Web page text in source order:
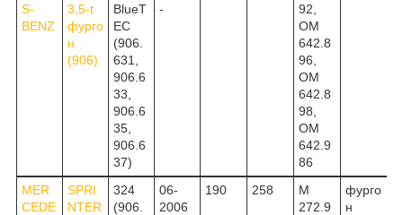
S-
BENZ
3,5-t
фурго
н
(906)
BlueT
EC
(906.
631,
906.6
33,
906.6
35,
906.6
37)
-
92,
OM
642.8
96,
OM
642.8
98,
OM
642.9
86
MER
CEDE
SPRI
NTER
324
(906.
06-
2006
190 258
M
272.9
фурго
н